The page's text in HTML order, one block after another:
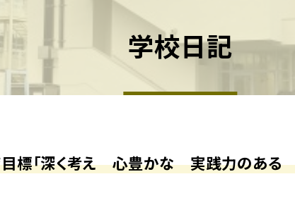
学校日記
標「深く考え 心豊かな 実践力のある